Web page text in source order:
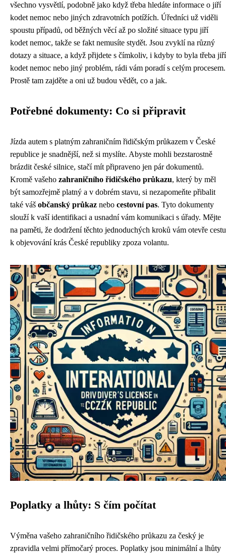
všechno vysvětlí, podobně jako když třeba hledáte informace o jiří
kodet nemoc nebo jiných zdravotních potížích. Úředníci už viděli
spoustu případů, od běžných věcí až po složité situace typu jiří
kodet nemoc, takže se fakt nemusíte stydět. Jsou zvyklí na různý
dotazy a situace, a když přijdete s čímkoliv, i kdyby to byla třeba jiří
kodet nemoc nebo jiný problém, rádi vám poradí s celým procesem.
Prostě tam zajděte a oni už budou vědět, co a jak.
Potřebné dokumenty: Co si připravit
Jízda autem s platným zahraničním řidičským průkazem v České
republice je snadnější, než si myslíte. Abyste mohli bezstarostně
brázdit české silnice, stačí mít připraveno jen pár dokumentů.
Kromě vašeho zahraničního řidičského průkazu, který by měl
být samozřejmě platný a v dobrém stavu, si nezapomeňte přibalit
také váš občanský průkaz nebo cestovní pas. Tyto dokumenty
slouží k vaší identifikaci a usnadní vám komunikaci s úřady. Mějte
na paměti, že dodržení těchto jednoduchých kroků vám otevře cestu
k objevování krás České republiky zpoza volantu.
Poplatky a lhůty: S čím počítat
Výměna vašeho zahraničního řidičského průkazu za český je
zpravidla velmi přímočarý proces. Poplatky jsou minimální a lhůty